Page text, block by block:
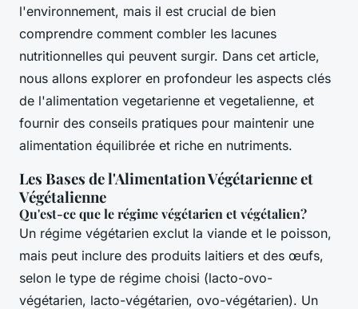
l'environnement, mais il est crucial de bien
comprendre comment combler les lacunes
nutritionnelles qui peuvent surgir. Dans cet article,
nous allons explorer en profondeur les aspects clés
de l'alimentation vegetarienne et vegetalienne, et
fournir des conseils pratiques pour maintenir une
alimentation équilibrée et riche en nutriments.
Les Bases de l'Alimentation Végétarienne et
Végétalienne
Qu'est-ce que le régime végétarien et végétalien?
Un régime végétarien exclut la viande et le poisson,
mais peut inclure des produits laitiers et des œufs,
selon le type de régime choisi (lacto-ovo-
végétarien, lacto-végétarien, ovo-végétarien). Un